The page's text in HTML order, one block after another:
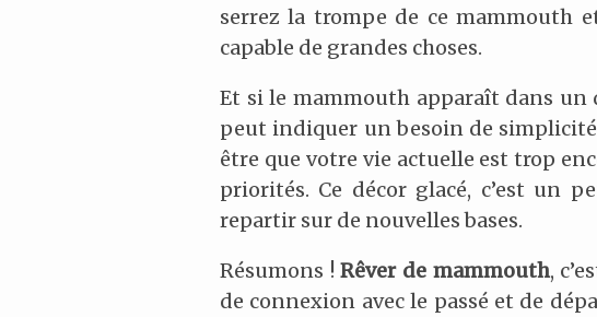
serrez la trompe de ce mammouth
capable de grandes choses.
Et si le mammouth apparaît dans un
peut indiquer un besoin de
être que votre vie actuelle est trop
priorités. Ce décor glacé, c’est un
repartir sur de nouvelles bases.
Résumons !Rêver de mammouth,
de connexion avec le passé et de